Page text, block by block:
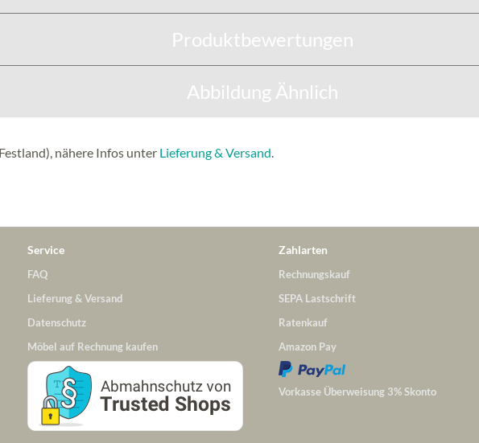
Produktbewertungen
Abbildung Ähnlich
nähere Infos unter Lieferung & Versand.
Service
FAQ
Lieferung & Versand
Datenschutz
Möbel auf Rechnung kaufen
Zahlarten
Rechnungskauf
SEPA Lastschrift
Ratenkauf
Amazon Pay
Vorkasse Überweisung 3% Skonto